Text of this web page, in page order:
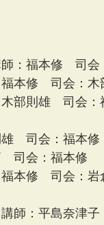
：福本修　司
本修　司会：木
部則雄　司会：
　司会：福本修
司会：福本修
本修　司会：岩
師：平島奈津